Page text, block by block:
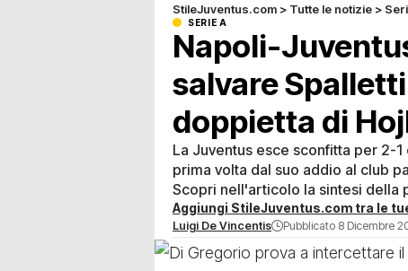
StileJuventus.com > Tutte le notizie >
SERIE A
Napoli-
salvare
doppietta di
La Juventus esce sconfitta per 2-
prima volta dal suo addio al club
Scopri nell'articolo la sintesi della
Aggiungi StileJuventus.com tra le
Luigi De Vincentis Pubblicato 8 Dicembre